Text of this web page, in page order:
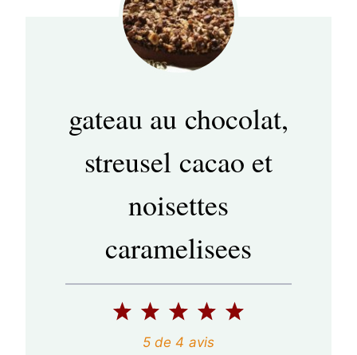
gateau au chocolat,
streusel cacao et
noisettes
caramelisees
5
4
3
é
2
é
1
5 de4 avis